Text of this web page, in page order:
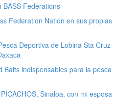
BASS Federations
Federation Nation en sus propias
Deportiva de Lobina Sta Cruz
Baits indispensables para la pesca
Sinaloa, con mi esposa